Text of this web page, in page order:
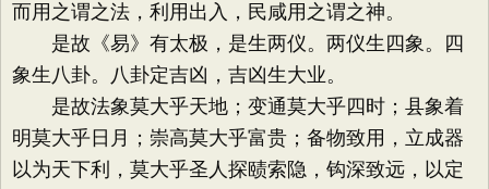
而用之谓之法，利用出入，民咸用之谓之神。
是故《易》有太极，是生两仪。两仪生四象。四
象生八卦。八卦定吉凶，吉凶生大业。
是故法象莫大乎天地；变通莫大乎四时；县象着
明莫大乎日月；崇高莫大乎富贵；备物致用，立成器
以为天下利，莫大乎圣人探赜索隐，钩深致远，以定